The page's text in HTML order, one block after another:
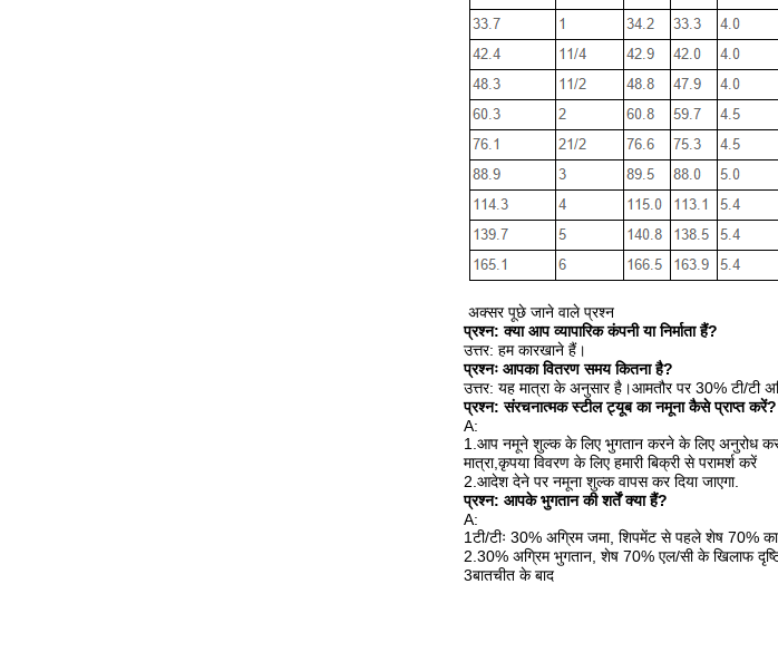
अक्सर पूछे जाने वाले प्रश्न
प्रश्न: क्या आप व्यापारिक कंपनी या निर्माता हैं?
उत्तर: हम कारखाने हैं।
प्रश्नः आपका वितरण समय कितना है?
उत्तर: यह मात्रा के अनुसार है।आमतौर पर 30% टी/टी
प्रश्न: संरचनात्मक स्टील ट्यूब का नमूना कैसे प्राप्त करें?
A:
1.आप नमूने शुल्क के लिए भुगतान करने के लिए अनुरोध
मात्रा,कृपया विवरण के लिए हमारी बिक्री से परामर्श करें
2.आदेश देने पर नमूना शुल्क वापस कर दिया जाएगा.
प्रश्न: आपके भुगतान की शर्तें क्या हैं?
A:
1टी/टीः 30% अग्रिम जमा, शिपमेंट से पहले शेष 70%
2.30% अग्रिम भुगतान, शेष 70% एल/सी के खिलाफ
3बातचीत के बाद